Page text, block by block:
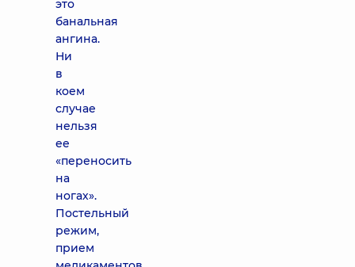
это
банальная
ангина.
Ни
в
коем
случае
нельзя
ее
«переносить
на
ногах».
Постельный
режим,
прием